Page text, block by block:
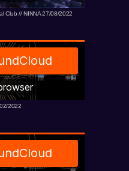
Club // NINNA 27/08/2022
2022